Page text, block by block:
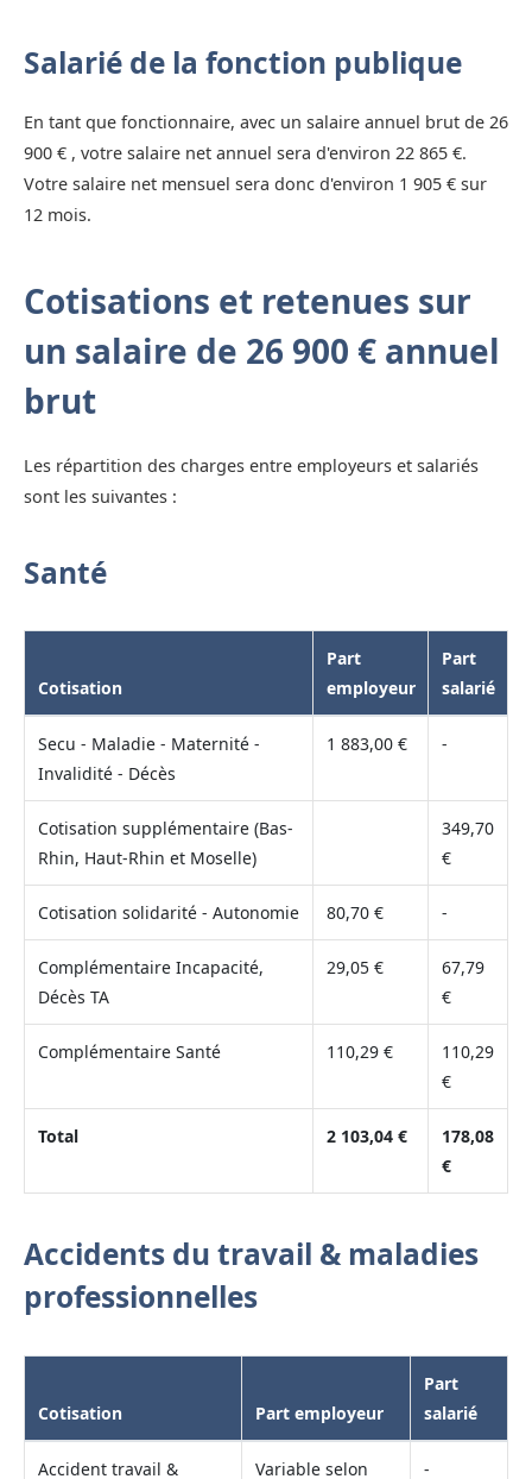
Salarié de la fonction publique
En tant que fonctionnaire, avec un salaire annuel brut de 26
900 € , votre salaire net annuel sera d'environ 22 865 €.
Votre salaire net mensuel sera donc d'environ 1 905 € sur
12 mois.
Cotisations et retenues sur
un salaire de 26 900 € annuel
brut
Les répartition des charges entre employeurs et salariés
sont les suivantes :
Santé
Cotisation
Part
employeur
Part
salarié
Secu - Maladie - Maternité -
Invalidité - Décès
1 883,00 € -
Cotisation supplémentaire (Bas-
Rhin, Haut-Rhin et Moselle)
349,70
€
Cotisation solidarité - Autonomie 80,70 € -
Complémentaire Incapacité,
Décès TA
29,05 €
67,79
€
Complémentaire Santé 110,29 €
110,29
€
Total 2 103,04 €
178,08
€
Accidents du travail & maladies
professionnelles
Cotisation Part employeur
Part
salarié
Accident travail & Variable selon -